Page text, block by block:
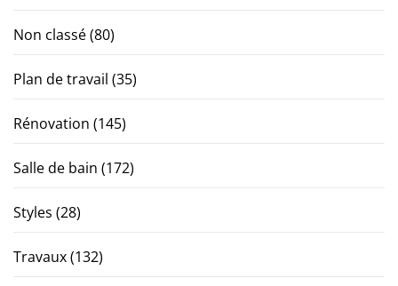
Non classé(80)
Plan de travail (35)
Rénovation (145)
Salle de bain (172)
Styles (28)
Travaux(132)